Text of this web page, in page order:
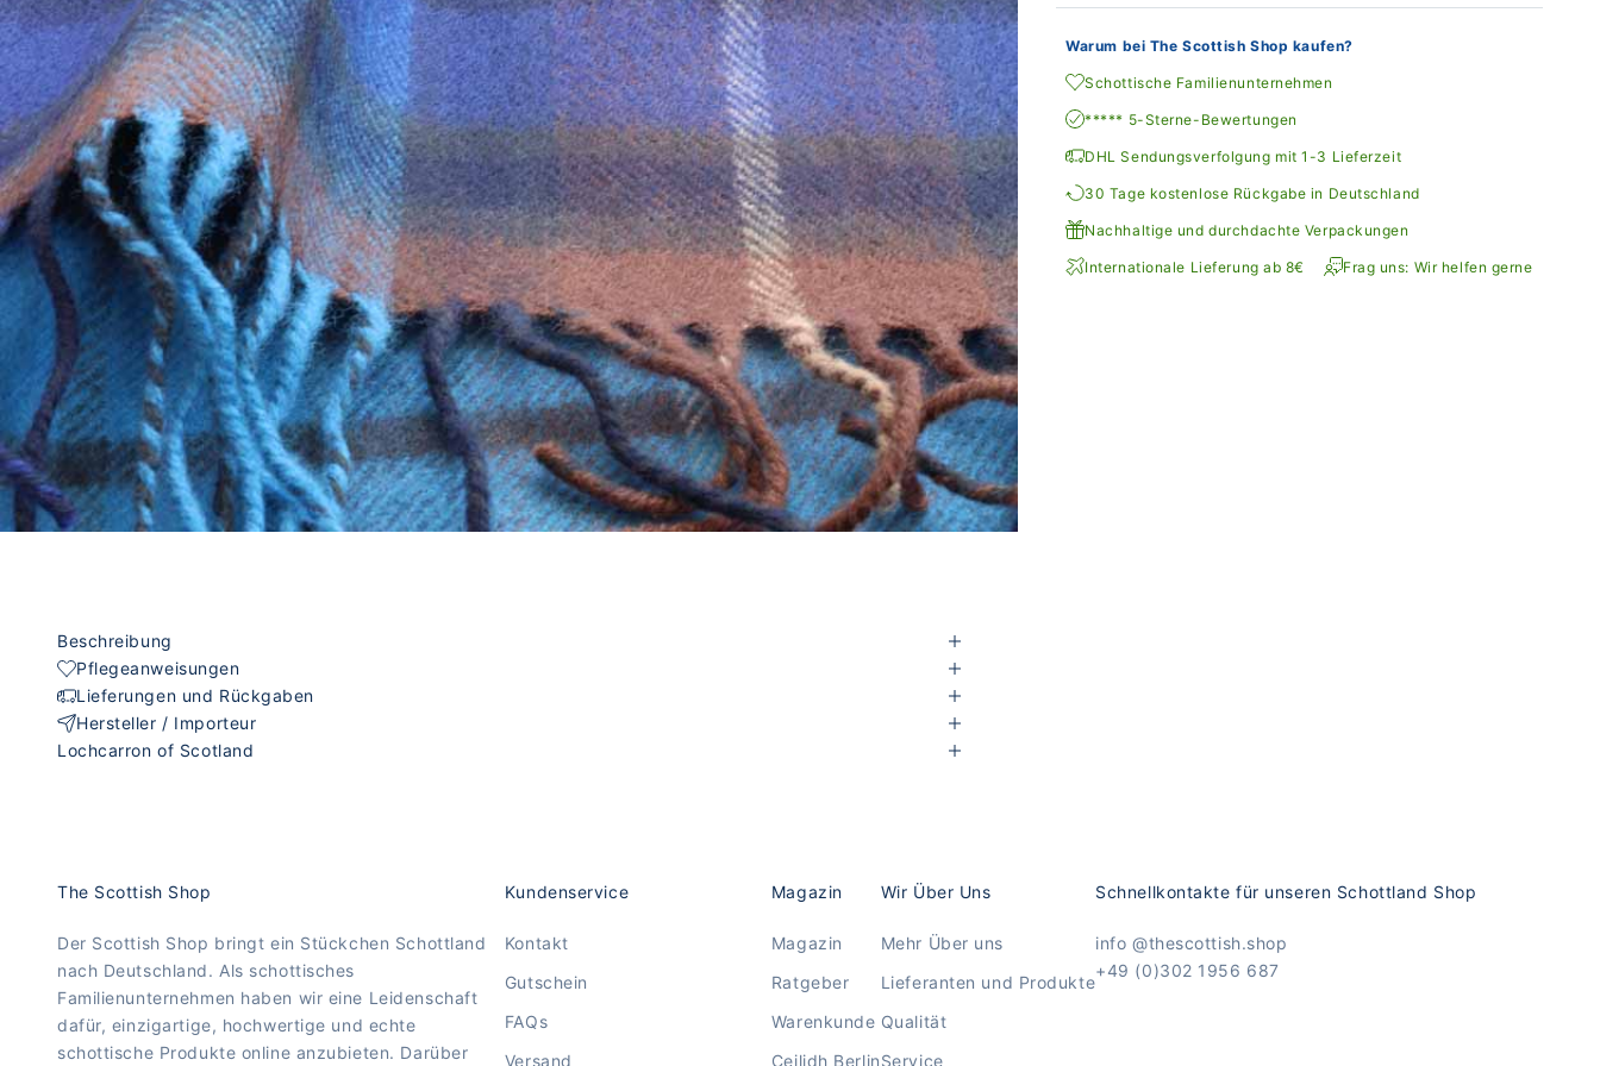
Warum bei The Scottish Shop kaufen?
Schottische Familienunternehmen
***** 5-Sterne-Bewertungen
DHL Sendungsverfolgung mit 1-3 Lieferzeit
30 Tage kostenlose Rückgabe in Deutschland
Nachhaltige und durchdachte Verpackungen
Internationale Lieferung ab 8€ Frag uns: Wir helfen gerne
Beschreibung
Pflegeanweisungen
Lieferungen und Rückgaben
Hersteller / Importeur
Lochcarron of Scotland
The Scottish Shop
Der Scottish Shop bringt ein Stückchen Schottland
nach Deutschland. Als schottisches
Familienunternehmen haben wir eine Leidenschaft
dafür, einzigartige, hochwertige und echte
schottische Produkte online anzubieten. Darüber
Kundenservice
Kontakt
Gutschein
FAQs
Versand
Magazin
Magazin
Ratgeber
Warenkunde
Ceilidh Berlin
Wir Über Uns
Mehr Über uns
Lieferanten und Produkte
Qualität
Service
Schnellkontakte für unseren Schottland Shop
info @thescottish.shop
+49 (0)302 1956 687